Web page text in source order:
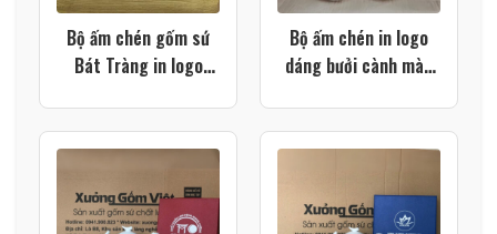
Bộ ấm chén gốm sứ
Bát Tràng in logo
Bộ ấm chén in logo
dáng bưởi cành màu